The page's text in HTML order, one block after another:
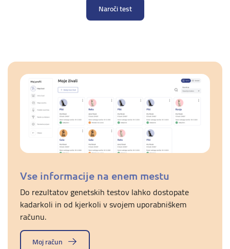
Naroči test
Vse informacije na enem mestu
Do rezultatov genetskih testov lahko dostopate
kadarkoli in od kjerkoli v svojem uporabniškem
računu.
Moj račun